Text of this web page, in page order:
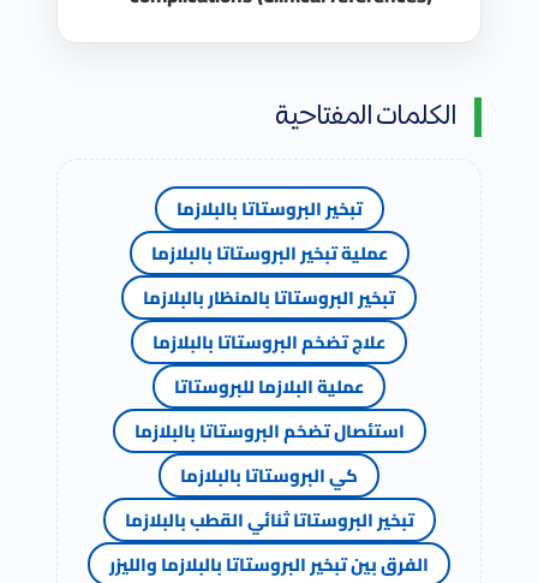
الكلمات المفتاحية
تبخير البروستاتا بالبلازما
عملية تبخير البروستاتا بالبلازما
تبخير البروستاتا بالمنظار بالبلازما
علاج تضخم البروستاتا بالبلازما
عملية البلازما للبروستاتا
استئصال تضخم البروستاتا بالبلازما
كي البروستاتا بالبلازما
تبخير البروستاتا ثنائي القطب بالبلازما
الفرق بين تبخير البروستاتا بالبلازما والليزر